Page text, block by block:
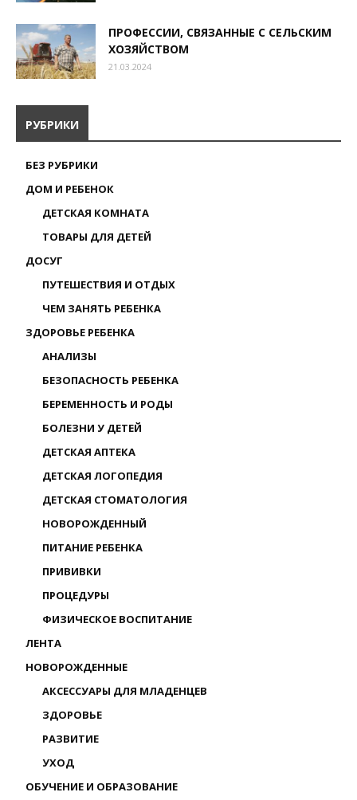
ПРОФЕССИИ, СВЯЗАННЫЕ С СЕЛЬСКИМ
ХОЗЯЙСТВОМ
21.03.2024
РУБРИКИ
БЕЗ РУБРИКИ
ДОМ И РЕБЕНОК
ДЕТСКАЯ КОМНАТА
ТОВАРЫ ДЛЯ ДЕТЕЙ
ДОСУГ
ПУТЕШЕСТВИЯ И ОТДЫХ
ЧЕМ ЗАНЯТЬ РЕБЕНКА
ЗДОРОВЬЕ РЕБЕНКА
АНАЛИЗЫ
БЕЗОПАСНОСТЬ РЕБЕНКА
БЕРЕМЕННОСТЬ И РОДЫ
БОЛЕЗНИ У ДЕТЕЙ
ДЕТСКАЯ АПТЕКА
ДЕТСКАЯ ЛОГОПЕДИЯ
ДЕТСКАЯ СТОМАТОЛОГИЯ
НОВОРОЖДЕННЫЙ
ПИТАНИЕ РЕБЕНКА
ПРИВИВКИ
ПРОЦЕДУРЫ
ФИЗИЧЕСКОЕ ВОСПИТАНИЕ
ЛЕНТА
НОВОРОЖДЕННЫЕ
АКСЕССУАРЫ ДЛЯ МЛАДЕНЦЕВ
ЗДОРОВЬЕ
РАЗВИТИЕ
УХОД
ОБУЧЕНИЕ И ОБРАЗОВАНИЕ